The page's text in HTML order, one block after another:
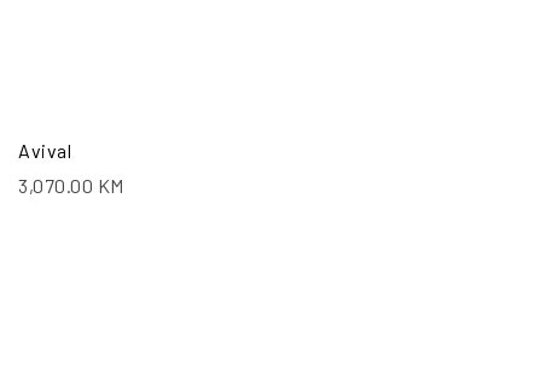
Avival
3,070.00 KM